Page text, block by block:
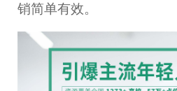
销简单有效。